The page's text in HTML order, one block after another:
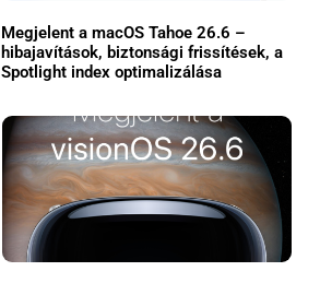
Megjelent a macOS Tahoe 26.6 –
hibajavítások, biztonsági frissítések, a
Spotlight index optimalizálása